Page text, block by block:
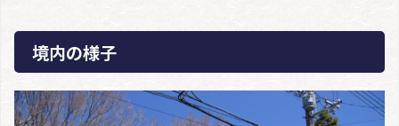
境内の様子